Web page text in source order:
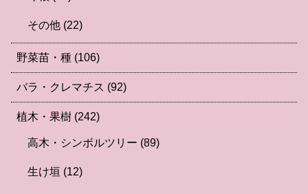
その他 (22)
野菜苗・種 (106)
バラ・クレマチス (92)
植木・果樹 (242)
高木・シンボルツリー (89)
生け垣 (12)